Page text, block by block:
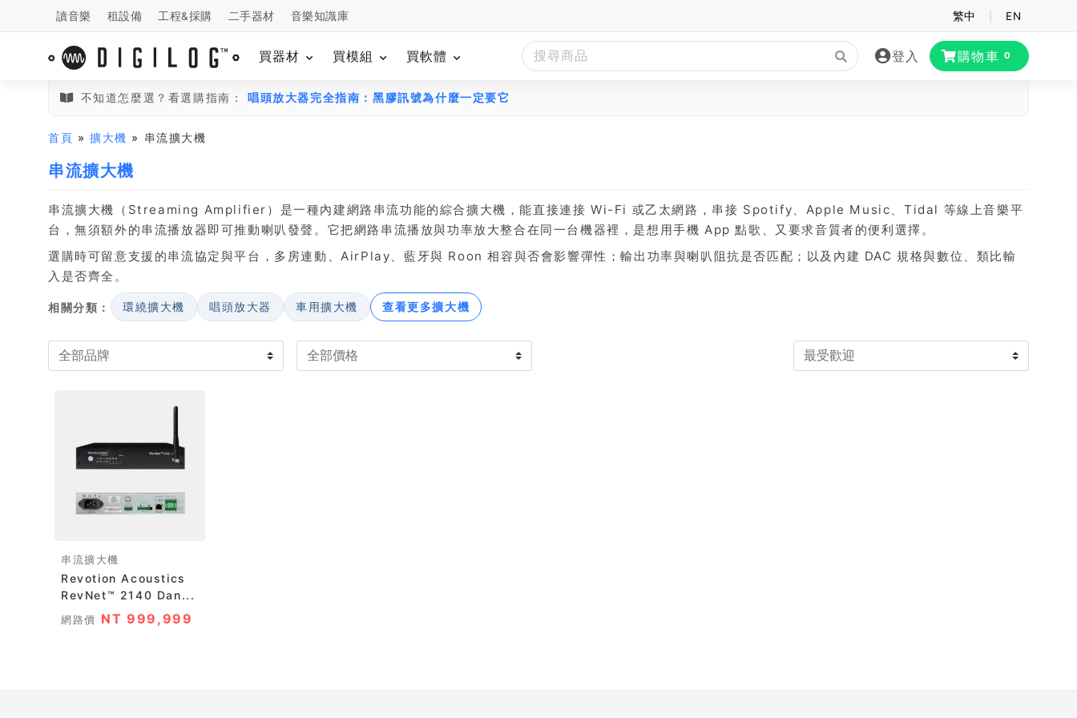
讀音樂 租設備 工程&採購 二手器材 音樂知識庫 繁中 EN
買器材 買模組 買軟體 登入 購物車 0
不知道怎麼選？看選購指南： 唱頭放大器完全指南：黑膠訊號為什麼一定要它
首頁 »擴大機 » 串流擴大機
串流擴大機
串流擴大機（Streaming Amplifier）是一種內建網路串流功能的綜合擴大機，能直接連接 Wi-Fi 或乙太網路，串接 Spotify、Apple Music、Tidal 等線上音樂平
台，無須額外的串流播放器即可推動喇叭發聲。它把網路串流播放與功率放大整合在同一台機器裡，是想用手機 App 點歌、又要求音質者的便利選擇。
選購時可留意支援的串流協定與平台，多房連動、AirPlay、藍牙與 Roon 相容與否會影響彈性；輸出功率與喇叭阻抗是否匹配；以及內建 DAC 規格與數位、類比輸
入是否齊全。
相關分類： 環繞擴大機 唱頭放大器 車用擴大機 查看更多擴大機
串流擴大機
Revotion Acoustics
RevNet™ 2140 Dan...
網路價 NT 999,999